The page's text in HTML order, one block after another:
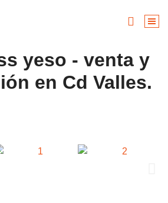
yeso - venta y
en Cd Valles.